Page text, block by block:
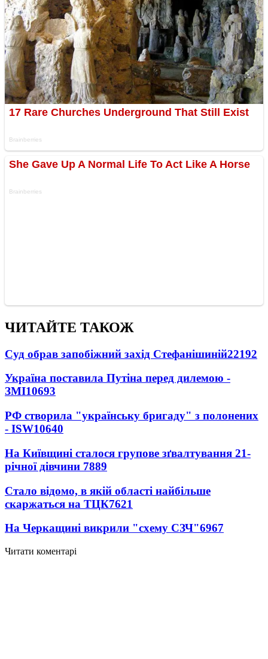
ЧИТАЙТЕ ТАКОЖ
Суд обрав запобіжний захід Стефанішиній22192
Україна поставила Путіна перед дилемою -
ЗМІ10693
РФ створила "українську бригаду" з полонених
- ISW10640
На Київщині сталося групове зґвалтування 21-
річної дівчини 7889
Стало відомо, в якій області найбільше
скаржаться на ТЦК7621
На Черкащині викрили "схему СЗЧ"6967
Читати коментарі